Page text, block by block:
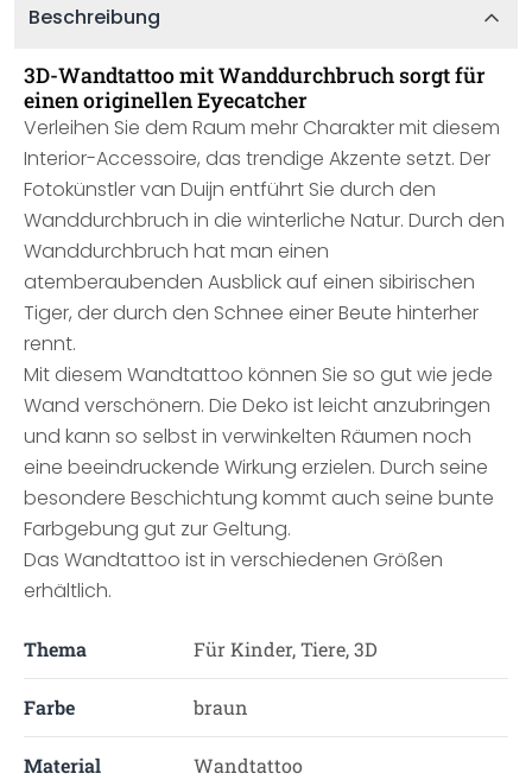
Beschreibung
3D-Wandtattoo mit Wanddurchbruch sorgt für
einen originellen Eyecatcher
Verleihen Sie dem Raum mehr Charakter mit diesem
Interior-Accessoire, das trendige Akzente setzt. Der
Fotokünstler van Duijn entführt Sie durch den
Wanddurchbruch in die winterliche Natur. Durch den
Wanddurchbruch hat man einen
atemberaubenden Ausblick auf einen sibirischen
Tiger, der durch den Schnee einer Beute hinterher
rennt.
Mit diesem Wandtattoo können Sie so gut wie jede
Wand verschönern. Die Deko ist leicht anzubringen
und kann so selbst in verwinkelten Räumen noch
eine beeindruckende Wirkung erzielen. Durch seine
besondere Beschichtung kommt auch seine bunte
Farbgebung gut zur Geltung.
Das Wandtattoo ist in verschiedenen Größen
erhältlich.
Thema Für Kinder, Tiere, 3D
Farbe braun
Material Wandtattoo